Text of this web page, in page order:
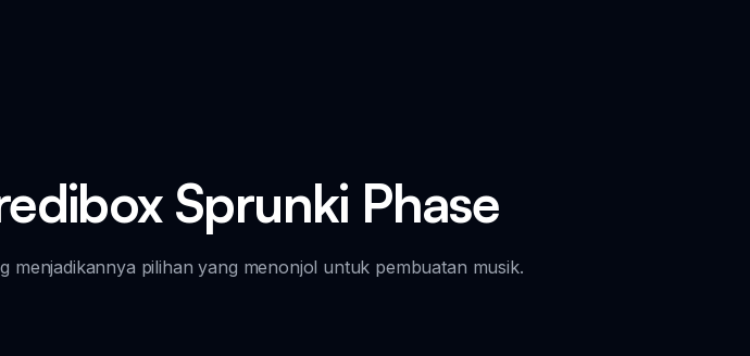
Sprunki Phase
pilihan yang menonjol untuk pembuatan musik.